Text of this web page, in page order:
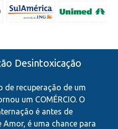
Desintoxicação
de recuperação de um
um COMÉRCIO. O
é antes de
é uma chance para